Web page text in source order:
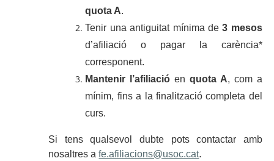
quota A.
Tenir una antiguitat mínima de3 mesos
d’afiliació o pagar la carència*
corresponent.
Mantenir l’afiliació enquota A, com a
mínim, fins a la finalització completa del
curs.
Si tens qualsevol dubte pots contactar amb
nosaltres afe.afiliacions@usoc.cat.